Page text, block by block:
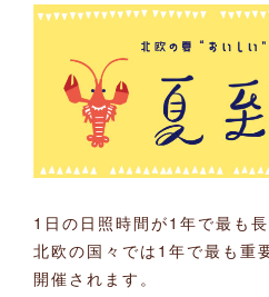
1日の日照時間が1年で最も長
北欧の国々では1年で最も重
開催されます。